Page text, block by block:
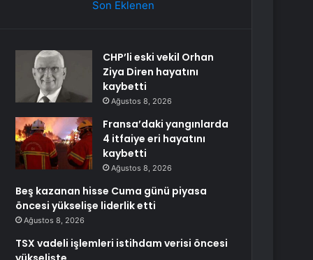
Son Eklenen
CHP’li eski vekil Orhan
Ziya Diren hayatını
kaybetti
Ağustos 8, 2026
Fransa’daki yangınlarda
4 itfaiye eri hayatını
kaybetti
Ağustos 8, 2026
Beş kazanan hisse Cuma günü piyasa
öncesi yükselişe liderlik etti
Ağustos 8, 2026
TSX vadeli işlemleri istihdam verisi öncesi